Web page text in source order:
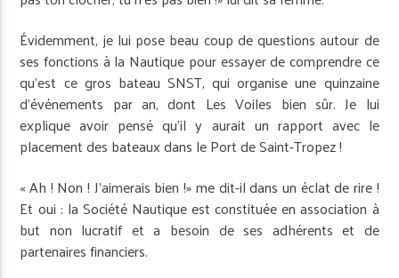
Évidemment, je lui pose beau­ coup de questions autour de
ses fonctions à la Nautique pour essayer de comprendre ce
qu’est ce gros bateau SNST, qui organise une quinzaine
d’événements par an, dont Les Voiles bien sûr. Je lui
explique avoir pensé qu’il y aurait un rapport avec le
placement des bateaux dans le Port de Saint-Tropez !
« Ah ! Non ! J’aimerais bien !» me dit-il dans un éclat de rire !
Et oui : la Société Nautique est constituée en association à
but non lucratif et a besoin de ses adhérents et de
partenaires financiers.